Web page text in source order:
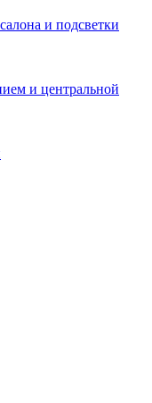
и подсветки
и центральной